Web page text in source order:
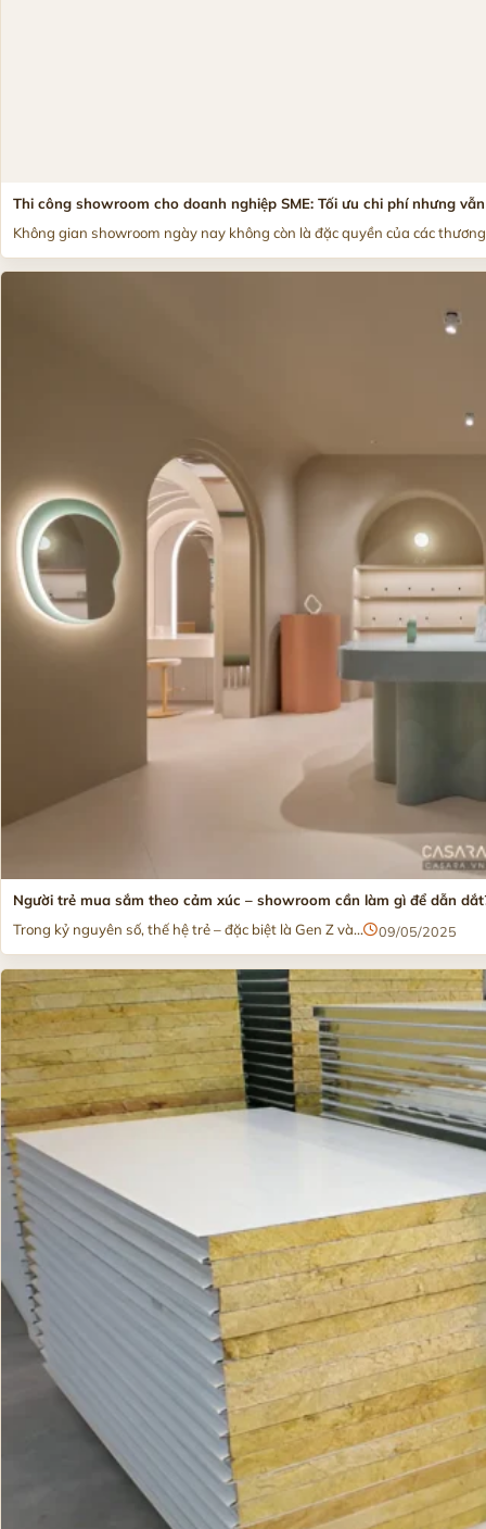
Thi công showroom cho doanh nghiệp SME: Tối ưu chi phí nhưng
Không gian showroom ngày nay không còn là đặc quyền của các
Người trẻ mua sắm theo cảm xúc – showroom cần làm gì để dẫn
Trong kỷ nguyên số, thế hệ trẻ – đặc biệt là Gen Z và...
09/05/2025